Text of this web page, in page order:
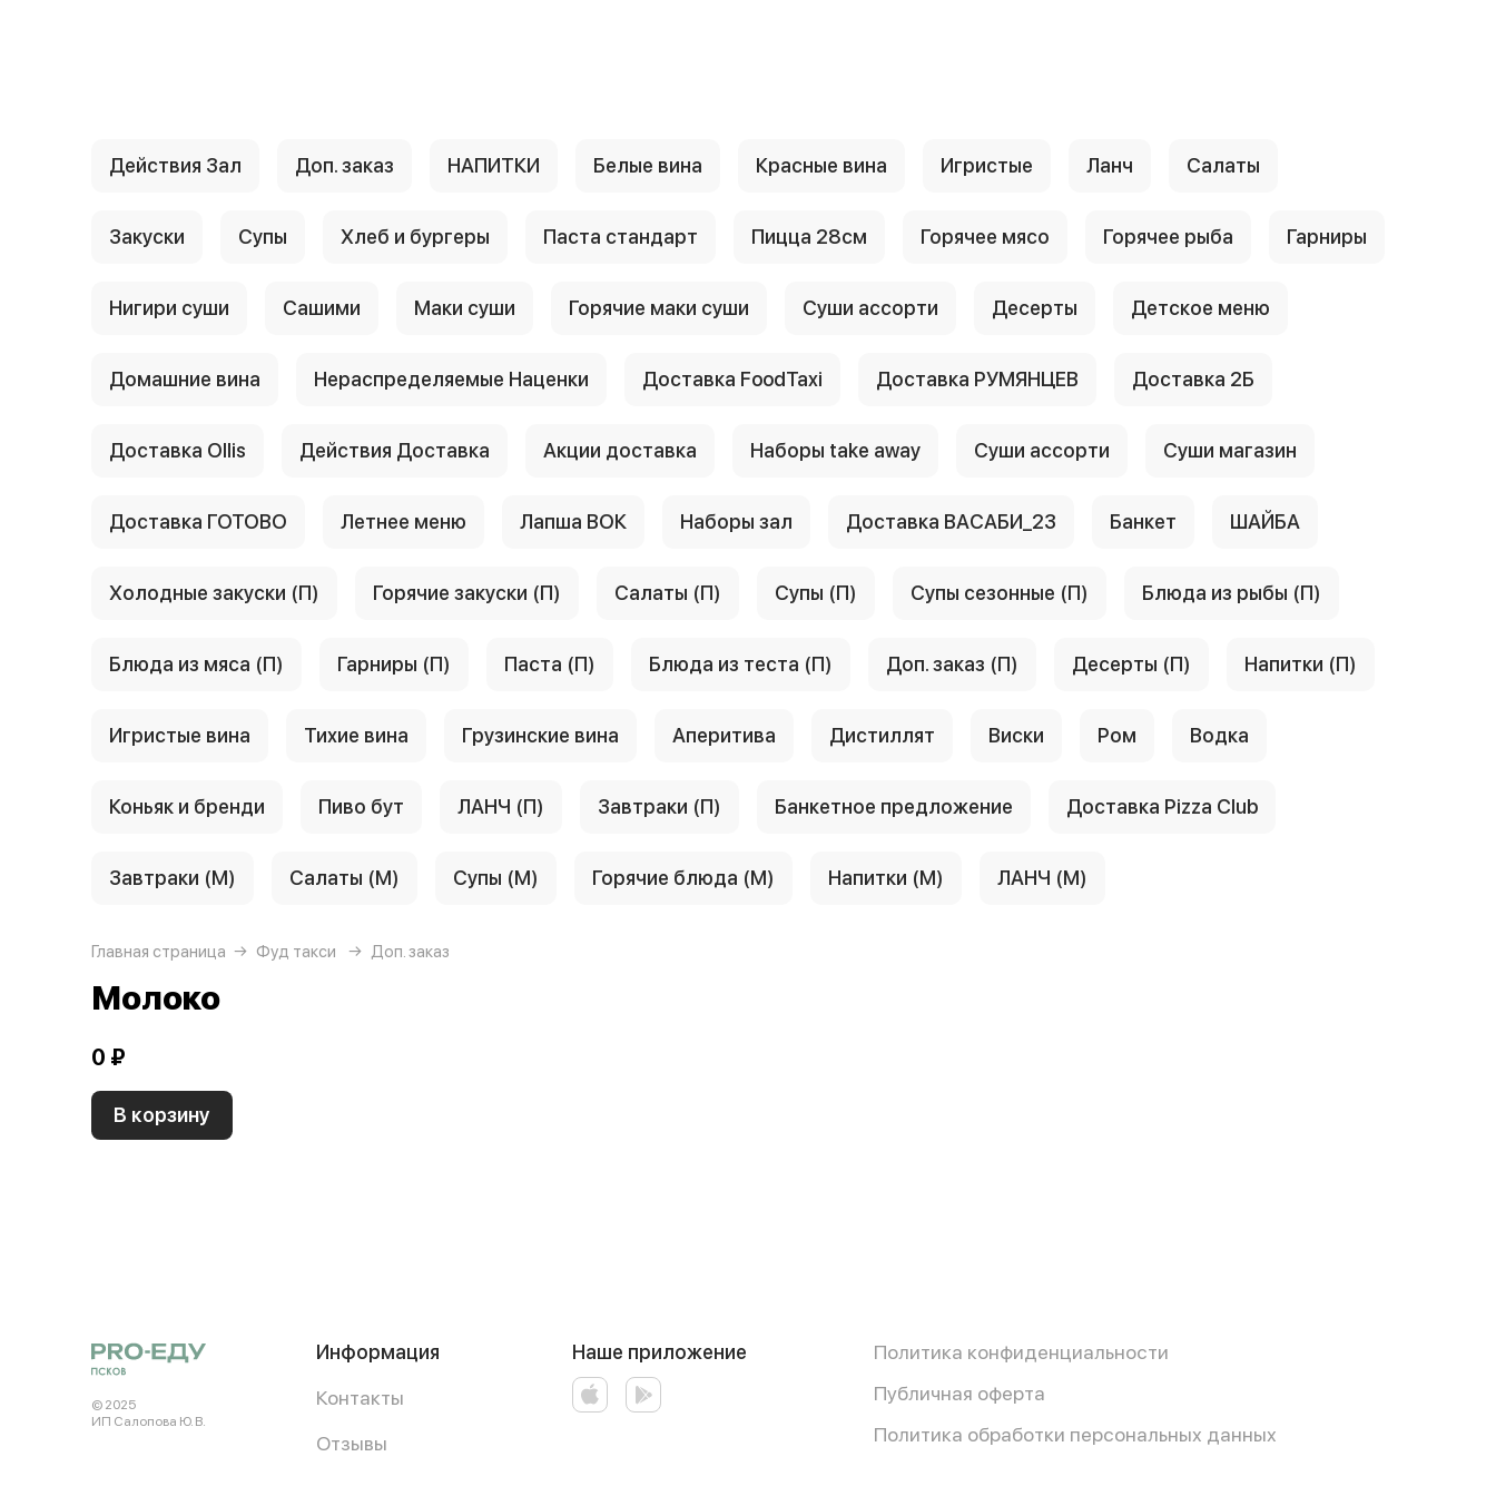
Действия Зал Доп. заказ НАПИТКИ Белые вина Красные вина Игристые Ланч Салаты
Закуски Супы Хлеб и бургеры Паста стандарт Пицца 28см Горячее мясо Горячее рыба Гарниры
Нигири суши Сашими Маки суши Горячие маки суши Суши ассорти Десерты Детское меню
Домашние вина Нераспределяемые Наценки Доставка FoodTaxi Доставка РУМЯНЦЕВ Доставка 2Б
Доставка Ollis Действия Доставка Акции доставка Наборы take away Суши ассорти Суши магазин
Доставка ГОТОВО Летнее меню Лапша ВОК Наборы зал Доставка ВАСАБИ_23 Банкет ШАЙБА
Холодные закуски (П) Горячие закуски (П) Салаты (П) Супы (П) Супы сезонные (П) Блюда из рыбы (П)
Блюда из мяса (П) Гарниры (П) Паста (П) Блюда из теста (П) Доп. заказ (П) Десерты (П) Напитки (П)
Игристые вина Тихие вина Грузинские вина Аперитива Дистиллят Виски Ром Водка
Коньяк и бренди Пиво бут ЛАНЧ (П) Завтраки (П) Банкетное предложение Доставка Pizza Club
Завтраки (М) Салаты (М) Супы (М) Горячие блюда (М) Напитки (М) ЛАНЧ (М)
Главная страница Фуд такси Доп. заказ
Молоко
0 ₽
В корзину
© 2025
ИП Салопова Ю. В.
Информация
Контакты
Отзывы
Наше приложение
Политика конфиденциальности
Публичная оферта
Политика обработки персональных данных